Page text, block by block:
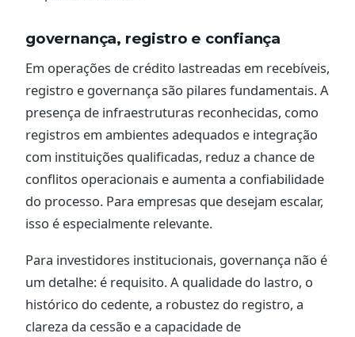
governança, registro e confiança
Em operações de crédito lastreadas em recebíveis,
registro e governança são pilares fundamentais. A
presença de infraestruturas reconhecidas, como
registros em ambientes adequados e integração
com instituições qualificadas, reduz a chance de
conflitos operacionais e aumenta a confiabilidade
do processo. Para empresas que desejam escalar,
isso é especialmente relevante.
Para investidores institucionais, governança não é
um detalhe: é requisito. A qualidade do lastro, o
histórico do cedente, a robustez do registro, a
clareza da cessão e a capacidade de